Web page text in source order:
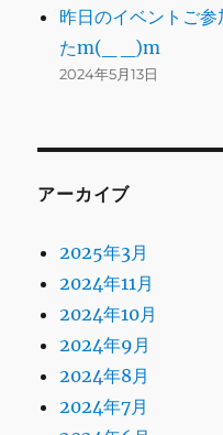
昨日のイベントご
たm(_ _)m
2024年5月13日
アーカイブ
2025年3月
2024年11月
2024年10月
2024年9月
2024年8月
2024年7月